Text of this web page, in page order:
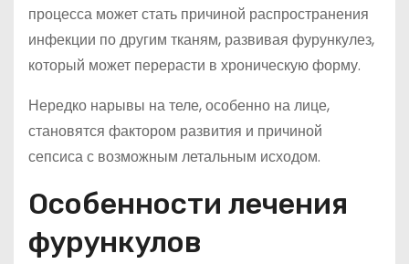
процесса может стать причиной распространения
инфекции по другим тканям, развивая фурункулез,
который может перерасти в хроническую форму.
Нередко нарывы на теле, особенно на лице,
становятся фактором развития и причиной
сепсиса с возможным летальным исходом.
Особенности лечения
фурункулов